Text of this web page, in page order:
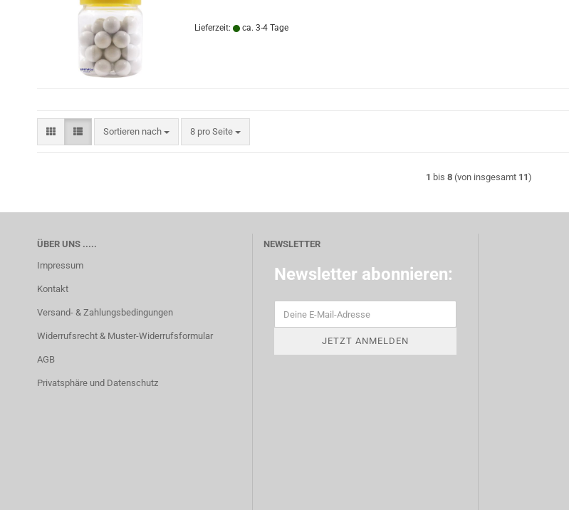
Lieferzeit: ca. 3-4 Tage
Sortieren nach
Sortieren nach 8 pro Seite
pro Seite
1 bis 8(von insgesamt 11)
ÜBER UNS .....
Impressum
Kontakt
Versand- & Zahlungsbedingungen
Widerrufsrecht & Muster-Widerrufsformular
AGB
Privatsphäre und Datenschutz
NEWSLETTER
Newsletter abonnieren: